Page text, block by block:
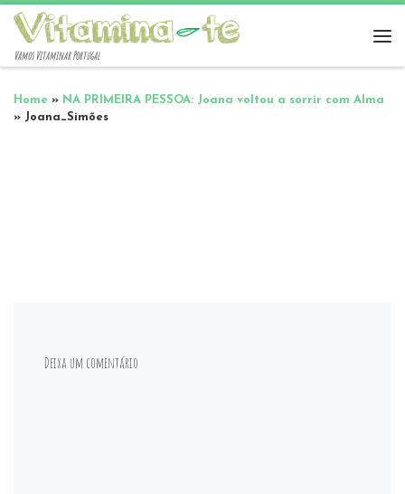
Vamos Vitaminar Portugal
Home » NA PRIMEIRA PESSOA: Joana voltou a sorrir com Alma
» Joana_Simões
Deixa um comentário